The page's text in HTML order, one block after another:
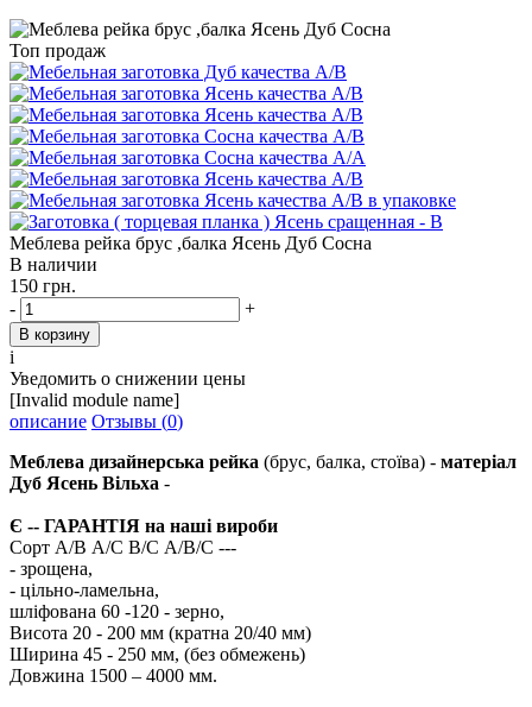
Топ продаж
Меблева рейка брус ,балка Ясень Дуб Сосна
В наличии
150 грн.
-
+
i
Уведомить о снижении цены
[Invalid module name]
описание Отзывы (0)
Меблева дизайнерська рейка (брус, балка, стоїва) - матеріал
Дуб Ясень Вільха -
Є -- ГАРАНТІЯ на наші вироби
Сорт А/В А/С В/С А/В/С ---
- зрощена,
- цільно-ламельна,
шліфована 60 -120 - зерно,
Висота 20 - 200 мм (кратна 20/40 мм)
Ширина 45 - 250 мм, (без обмежень)
Довжина 1500 – 4000 мм.